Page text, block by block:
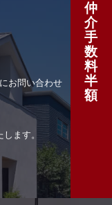
お問い合わせ
します。
仲
介
手
数
料
半
額